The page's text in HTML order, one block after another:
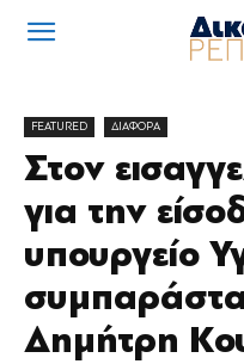
FEATURED ΔΙΑΦΟΡΑ
Στον
για την
υπουργείο
Δημήτρη